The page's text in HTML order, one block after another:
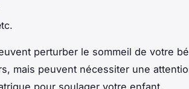
perturber le sommeil de votre
mais peuvent nécessiter une